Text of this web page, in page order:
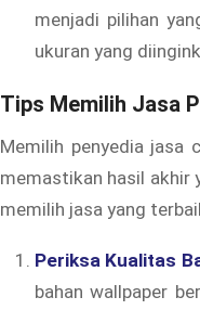
menjadi pilihan
ukuran yang
Tips Memilih Jasa
Memilih penyedia jasa
memastikan hasil akhir
memilih jasa yang
Periksa Kualitas
bahan wallpaper